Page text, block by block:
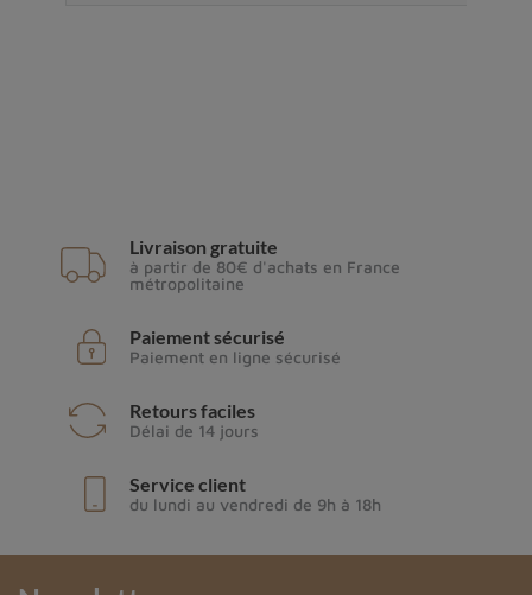
Livraison gratuite
à partir de 80€ d'achats en France
métropolitaine
Paiement sécurisé
Paiement en ligne sécurisé
Retours faciles
Délai de 14 jours
Service client
du lundi au vendredi de 9h à 18h